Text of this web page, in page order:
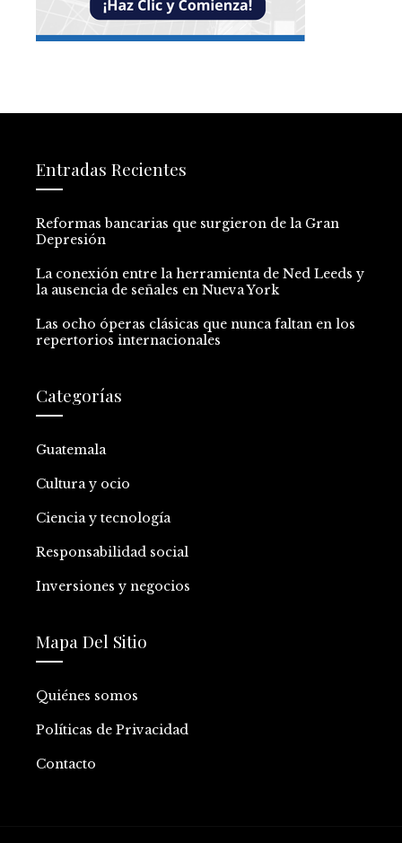
Entradas Recientes
Reformas bancarias que surgieron de la Gran
Depresión
La conexión entre la herramienta de Ned Leeds y
la ausencia de señales en Nueva York
Las ocho óperas clásicas que nunca faltan en los
repertorios internacionales
Categorías
Guatemala
Cultura y ocio
Ciencia y tecnología
Responsabilidad social
Inversiones y negocios
Mapa Del Sitio
Quiénes somos
Políticas de Privacidad
Contacto